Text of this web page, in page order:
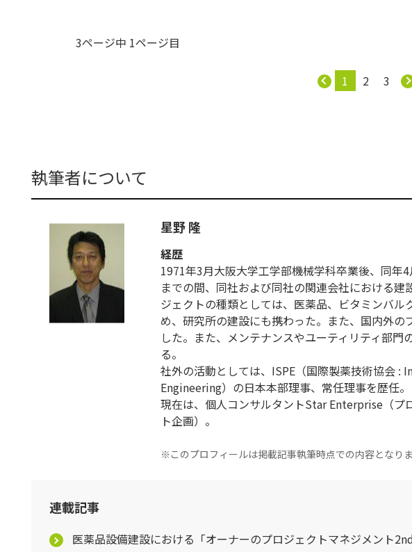
3ページ中 1ページ目
1 2 3
執筆者について
星野 隆
経歴
1971年3月大阪大学工学部機械学科卒業後、同年
までの間、同社および同社の関連会社における
ジェクトの種類としては、医薬品、ビタミンバ
め、研究所の建設にも携わった。また、国内外
した。また、メンテナンスやユーティリティ部
る。
社外の活動としては、ISPE（国際製薬技術協会
Engineering）の日本本部理事、常任理事を歴任
現在は、個人コンサルタントStar Enterprise（プ
ト企画）。
※このプロフィールは掲載記事執筆時点での内容となり
連載記事
医薬品設備建設における「オーナーのプロジェクトマネジメント